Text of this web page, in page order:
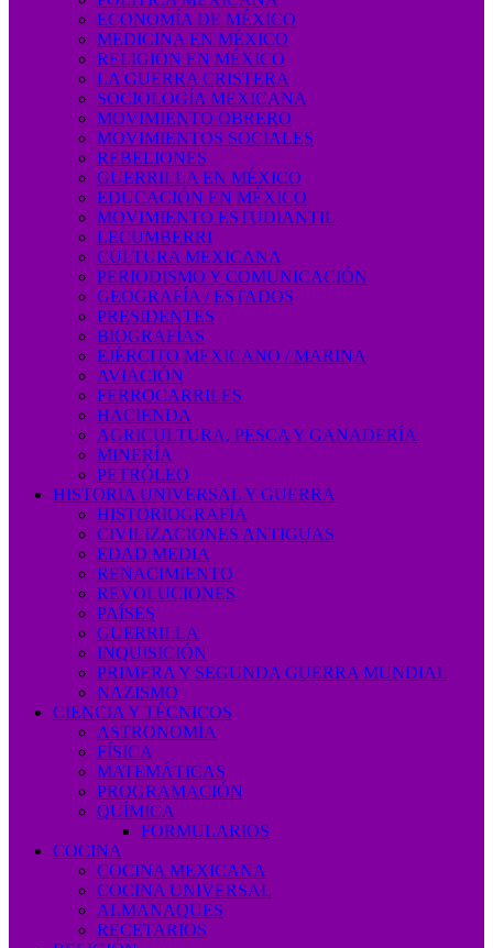
ECONOMÍA DE MÉXICO
MEDICINA EN MÉXICO
RELIGIÓN EN MÉXICO
LA GUERRA CRISTERA
SOCIOLOGÍA MEXICANA
MOVIMIENTO OBRERO
MOVIMIENTOS SOCIALES
REBELIONES
GUERRILLA EN MÉXICO
EDUCACIÓN EN MÉXICO
MOVIMIENTO ESTUDIANTIL
LECUMBERRI
CULTURA MEXICANA
PERIODISMO Y COMUNICACIÓN
GEOGRAFÍA / ESTADOS
PRESIDENTES
BIOGRAFÍAS
EJÉRCITO MEXICANO / MARINA
AVIACIÓN
FERROCARRILES
HACIENDA
AGRICULTURA, PESCA Y GANADERÍA
MINERÍA
PETRÓLEO
HISTORIA UNIVERSAL Y GUERRA
HISTORIOGRAFÍA
CIVILIZACIONES ANTIGUAS
EDAD MEDIA
RENACIMIENTO
REVOLUCIONES
PAÍSES
GUERRILLA
INQUISICIÓN
PRIMERA Y SEGUNDA GUERRA MUNDIAL
NAZISMO
CIENCIA Y TÉCNICOS
ASTRONOMÍA
FÍSICA
MATEMÁTICAS
PROGRAMACIÓN
QUÍMICA
FORMULARIOS
COCINA
COCINA MEXICANA
COCINA UNIVERSAL
ALMANAQUES
RECETARIOS